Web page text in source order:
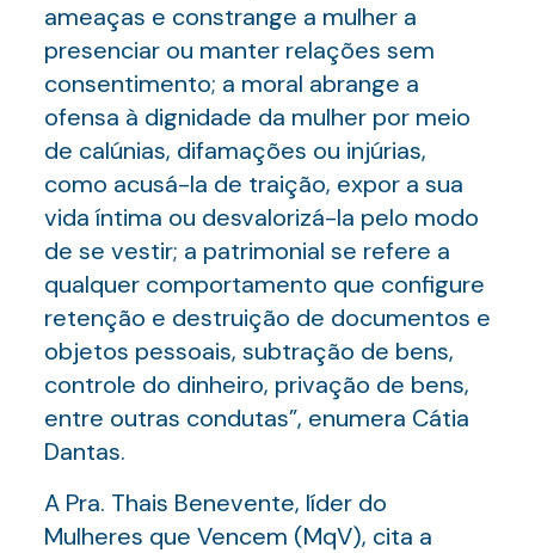
ameaças e constrange a mulher a
presenciar ou manter relações sem
consentimento; a moral abrange a
ofensa à dignidade da mulher por meio
de calúnias, difamações ou injúrias,
como acusá-la de traição, expor a sua
vida íntima ou desvalorizá-la pelo modo
de se vestir; a patrimonial se refere a
qualquer comportamento que configure
retenção e destruição de documentos e
objetos pessoais, subtração de bens,
controle do dinheiro, privação de bens,
entre outras condutas”, enumera Cátia
Dantas.
A Pra. Thais Benevente, líder do
Mulheres que Vencem (MqV), cita a